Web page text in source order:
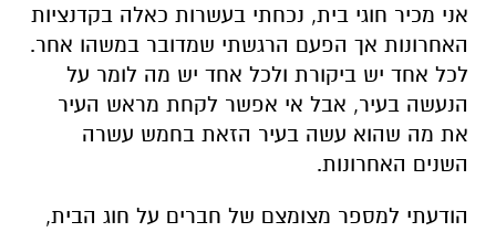
אני מכיר חוגי בית, נכחתי בעשרות כאלה בקדנציות
האחרונות אך הפעם הרגשתי שמדובר במשהו אחר.
לכל אחד יש ביקורת ולכל אחד יש מה לומר על
הנעשה בעיר, אבל אי אפשר לקחת מראש העיר
את מה שהוא עשה בעיר הזאת בחמש עשרה
השנים האחרונות.
הודעתי למספר מצומצם של חברים על חוג הבית,